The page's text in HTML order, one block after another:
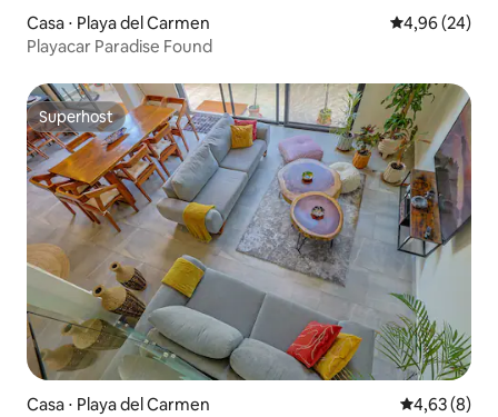
Casa ⋅ Playa del Carmen 4,96 de uma
4,96 (24)
Playacar Paradise Found
Superhost
Superhost
Casa ⋅ Playa del Carmen 4,63 de uma
4,63 (8)